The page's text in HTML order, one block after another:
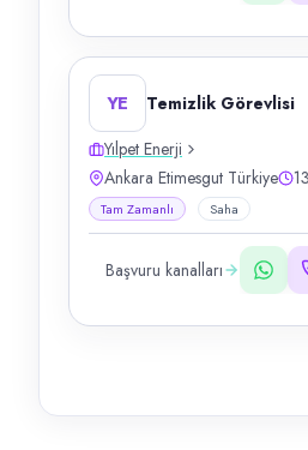
YE
Temizlik Görevlisi
Yılpet Enerji
Ankara Etimesgut Türkiye
Tam Zamanlı Saha
Başvuru kanalları